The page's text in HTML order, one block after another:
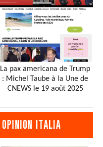
La pax americana de Trump
: Michel Taube à la Une de
CNEWS le 19 août 2025
OPINION ITALIA